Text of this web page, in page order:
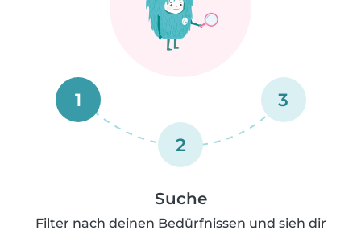
1
2
3
Suche
Filter nach deinen Bedürfnissen und sieh dir